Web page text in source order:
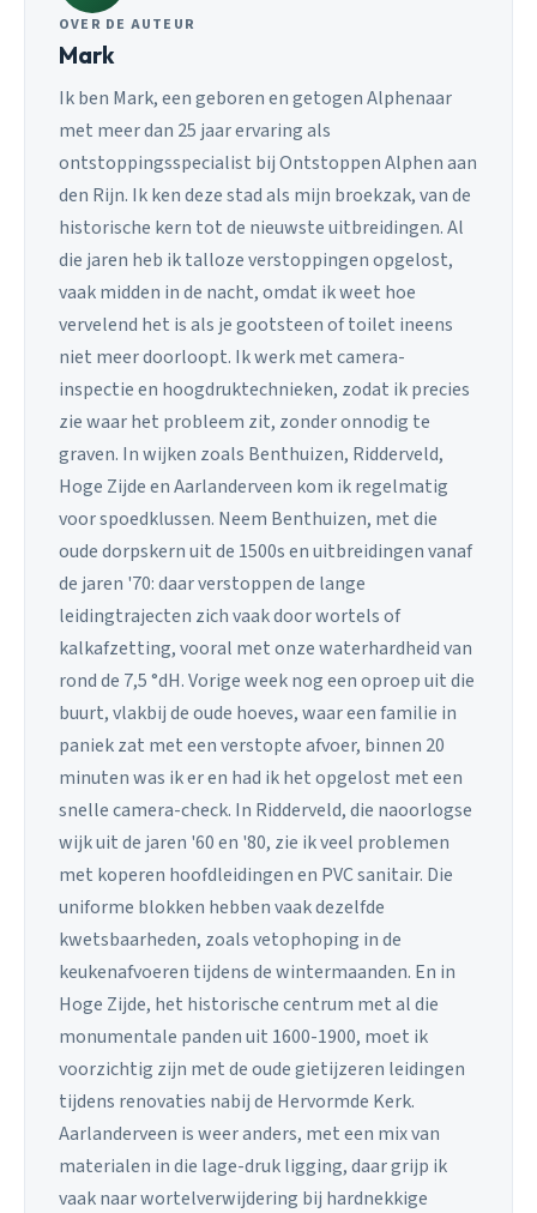
OVER DE AUTEUR
Mark
Ik ben Mark, een geboren en getogen Alphenaar
met meer dan 25 jaar ervaring als
ontstoppingsspecialist bij Ontstoppen Alphen aan
den Rijn. Ik ken deze stad als mijn broekzak, van de
historische kern tot de nieuwste uitbreidingen. Al
die jaren heb ik talloze verstoppingen opgelost,
vaak midden in de nacht, omdat ik weet hoe
vervelend het is als je gootsteen of toilet ineens
niet meer doorloopt. Ik werk met camera-
inspectie en hoogdruktechnieken, zodat ik precies
zie waar het probleem zit, zonder onnodig te
graven. In wijken zoals Benthuizen, Ridderveld,
Hoge Zijde en Aarlanderveen kom ik regelmatig
voor spoedklussen. Neem Benthuizen, met die
oude dorpskern uit de 1500s en uitbreidingen vanaf
de jaren '70: daar verstoppen de lange
leidingtrajecten zich vaak door wortels of
kalkafzetting, vooral met onze waterhardheid van
rond de 7,5 °dH. Vorige week nog een oproep uit die
buurt, vlakbij de oude hoeves, waar een familie in
paniek zat met een verstopte afvoer, binnen 20
minuten was ik er en had ik het opgelost met een
snelle camera-check. In Ridderveld, die naoorlogse
wijk uit de jaren '60 en '80, zie ik veel problemen
met koperen hoofdleidingen en PVC sanitair. Die
uniforme blokken hebben vaak dezelfde
kwetsbaarheden, zoals vetophoping in de
keukenafvoeren tijdens de wintermaanden. En in
Hoge Zijde, het historische centrum met al die
monumentale panden uit 1600-1900, moet ik
voorzichtig zijn met de oude gietijzeren leidingen
tijdens renovaties nabij de Hervormde Kerk.
Aarlanderveen is weer anders, met een mix van
materialen in die lage-druk ligging, daar grijp ik
vaak naar wortelverwijdering bij hardnekkige